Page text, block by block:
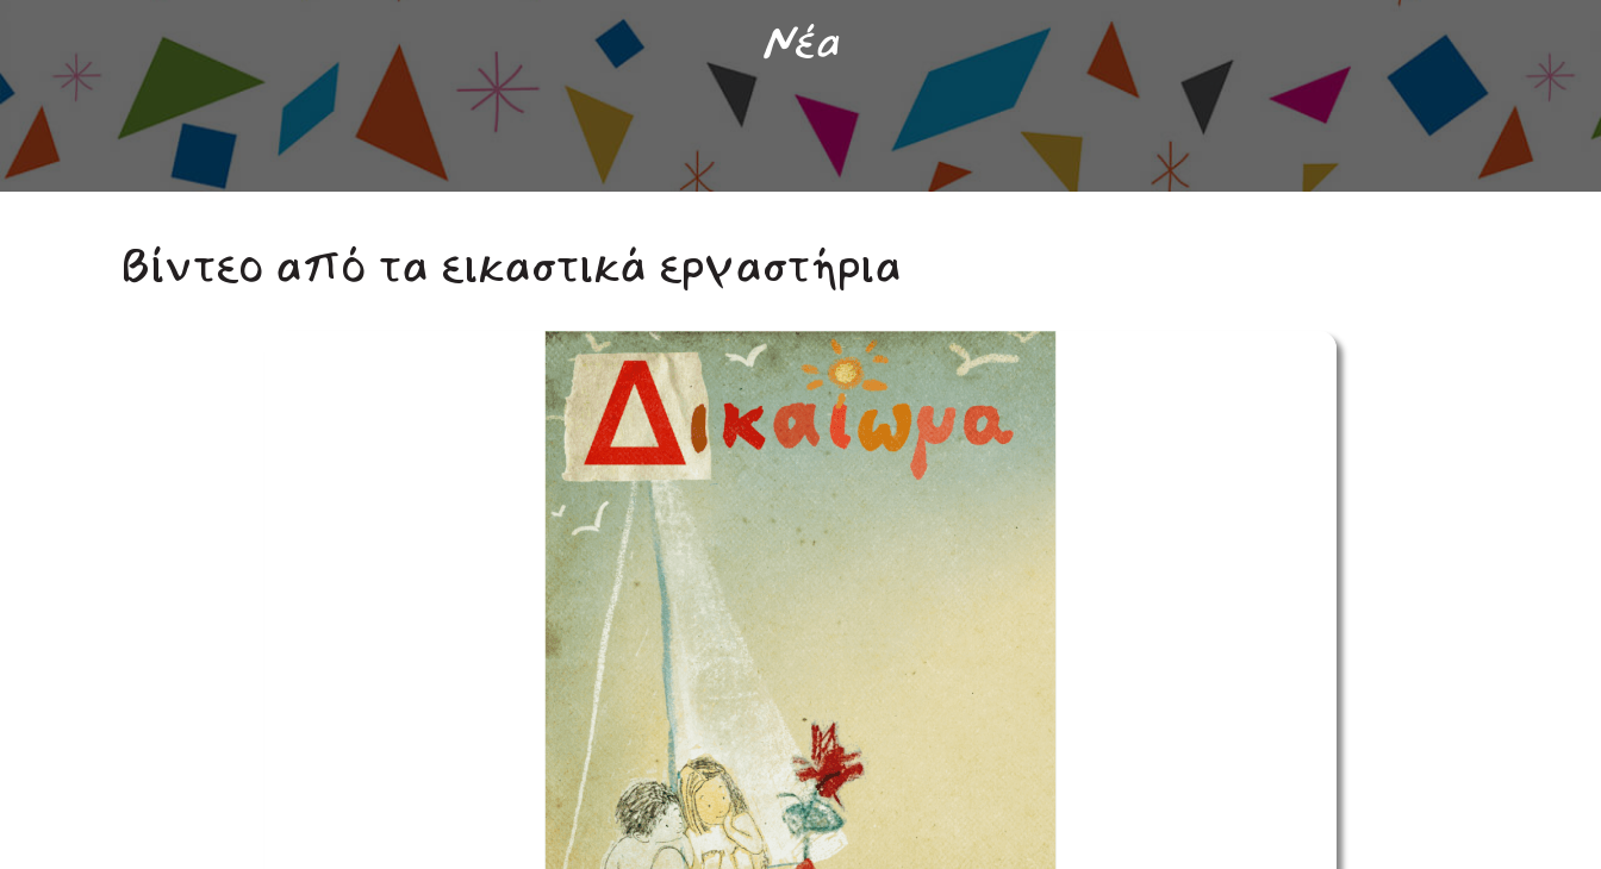
Νέα
Βίντεο από τα εικαστικά εργαστήρια